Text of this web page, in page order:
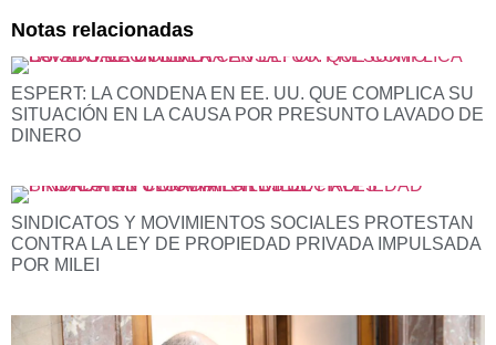
Notas relacionadas
ESPERT: LA CONDENA EN EE. UU. QUE COMPLICA SU
SITUACIÓN EN LA CAUSA POR PRESUNTO LAVADO DE
DINERO
SINDICATOS Y MOVIMIENTOS SOCIALES PROTESTAN
CONTRA LA LEY DE PROPIEDAD PRIVADA IMPULSADA
POR MILEI